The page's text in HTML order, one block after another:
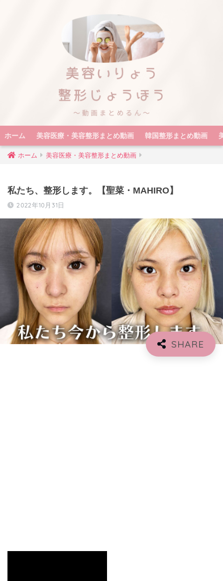
ホーム 美容医療・美容整形まとめ動画 韓国整形まとめ動画
ホーム 美容医療・美容整形まとめ動画
私たち、整形します。【聖菜・MAHIRO】
2022年10月31日